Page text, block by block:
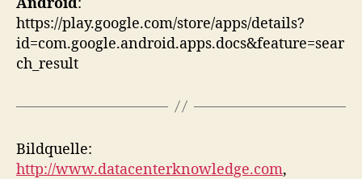
https://play.google.com/store/apps/details?
id=com.google.android.apps.docs&feature=sear
ch_result
Bildquelle:
http://www.datacenterknowledge.com,